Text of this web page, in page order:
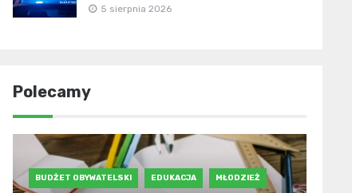
5 sierpnia 2026
Polecamy
BUDŻET OBYWATELSKI EDUKACJA MŁODZIEŻ